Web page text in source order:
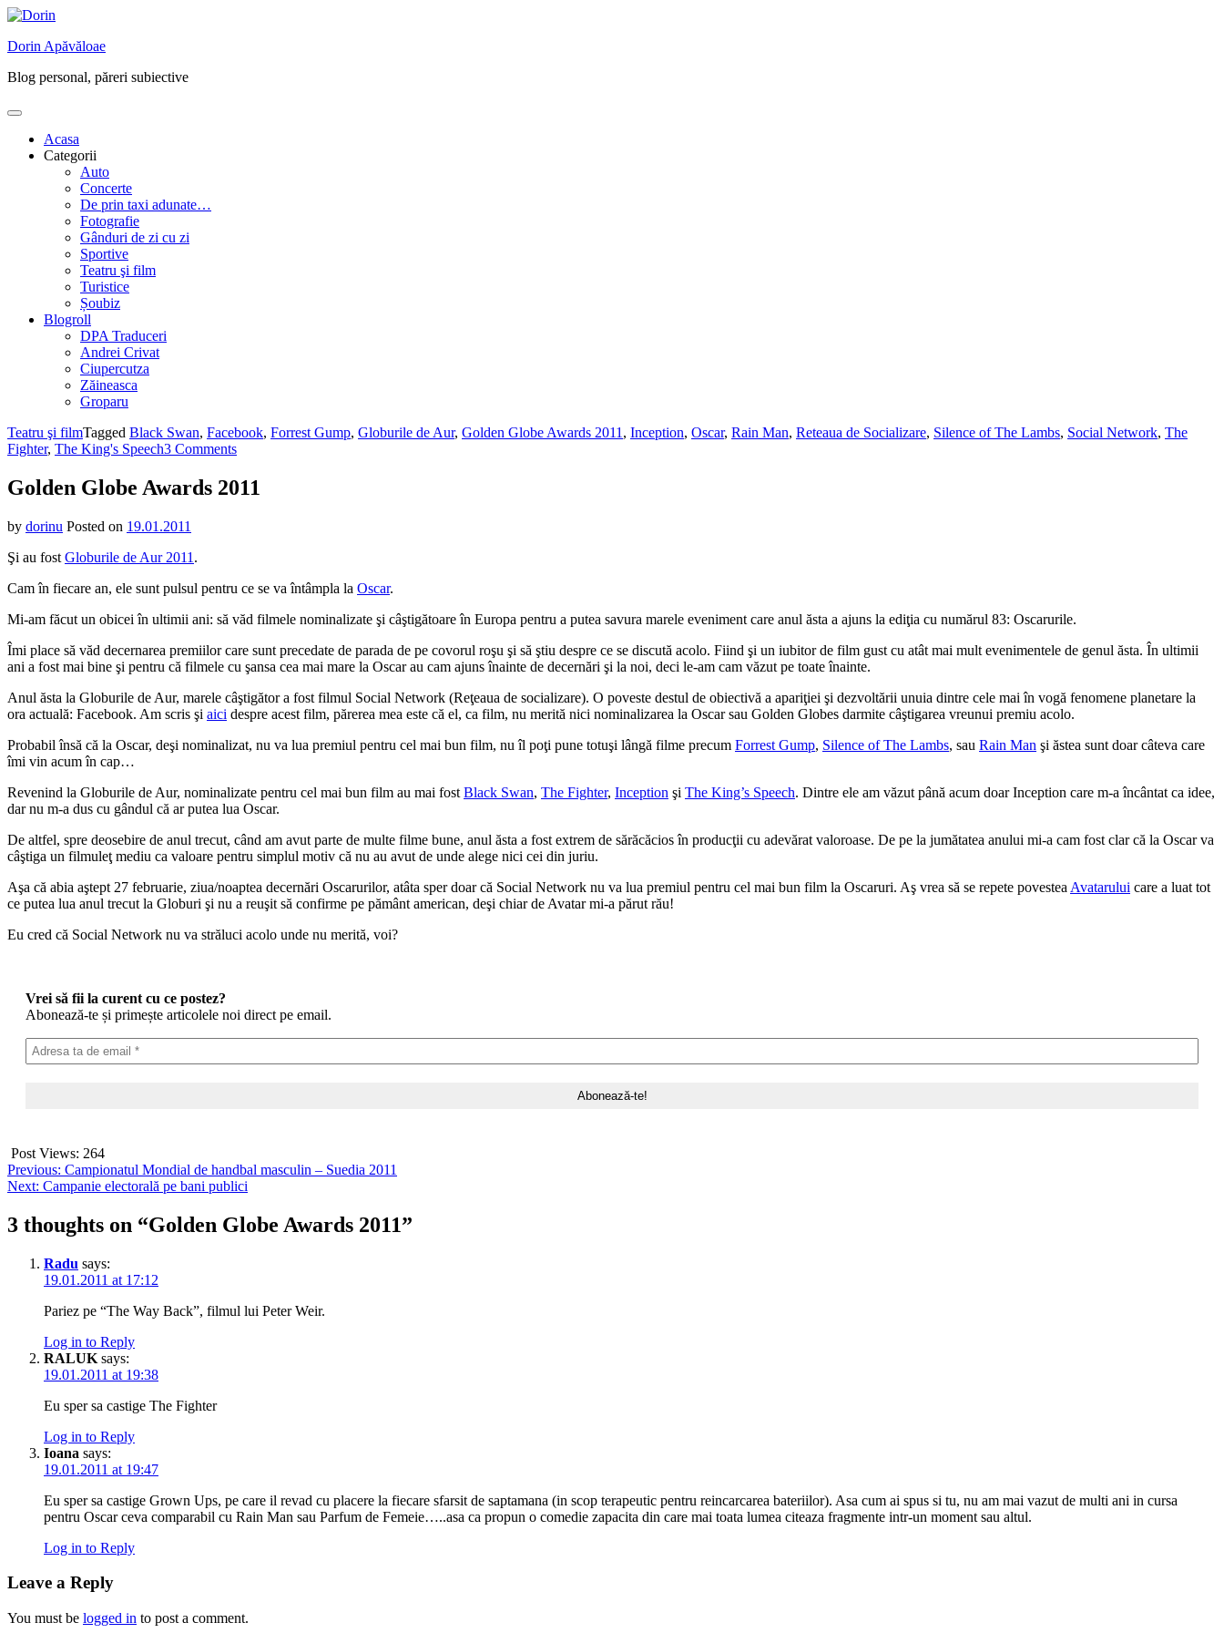
Skip
content
Dorin Apăvăloae
Blog personal, păreri subiective
Acasa
Categorii
Auto
Concerte
De prin taxi adunate…
Fotografie
Gânduri de zi cu zi
Sportive
Teatru şi film
Turistice
Șoubiz
Blogroll
DPA Traduceri
Andrei Crivat
Ciupercutza
Zăineasca
Groparu
Teatru şi filmTagged Black Swan, Facebook, Forrest Gump, Globurile de Aur, Golden Globe Awards 2011 , Inception, Oscar, Rain Man, Reteaua de Socializare, Silence of The Lambs, Social Network, The
Fighter, The King's Speech3 Commentson
Globe
Awards
Golden Globe Awards 2011
by dorinu Posted on 19.01.2011
Şi au fost Globurile de Aur 2011 .
Cam în fiecare an, ele sunt pulsul pentru ce se va întâmpla la Oscar.
Mi-am făcut un obicei în ultimii ani: să văd filmele nominalizate şi câştigătoare în Europa pentru a putea savura marele eveniment care anul ăsta a ajuns la ediţia cu numărul 83: Oscarurile.
Îmi place să văd decernarea premiilor care sunt precedate de parada de pe covorul roşu şi să ştiu despre ce se discută acolo. Fiind şi un iubitor de film gust cu atât mai mult evenimentele de genul ăsta. În ultimii
ani a fost mai bine şi pentru că filmele cu şansa cea mai mare la Oscar au cam ajuns înainte de decernări şi la noi, deci le-am cam văzut pe toate înainte.
Anul ăsta la Globurile de Aur, marele câştigător a fost filmul Social Network (Reţeaua de socializare). O poveste destul de obiectivă a apariţiei şi dezvoltării unuia dintre cele mai în vogă fenomene planetare la
ora actuală: Facebook. Am scris şi aici despre acest film, părerea mea este că el, ca film, nu merită nici nominalizarea la Oscar sau Golden Globes darmite câştigarea vreunui premiu acolo.
Probabil însă că la Oscar, deşi nominalizat, nu va lua premiul pentru cel mai bun film, nu îl poţi pune totuşi lângă filme precum Forrest Gump, Silence of The Lambs, sau Rain Man şi ăstea sunt doar câteva care
îmi vin acum în cap…
Revenind la Globurile de Aur, nominalizate pentru cel mai bun film au mai fost Black Swan, The Fighter, Inception şi The King’s Speech. Dintre ele am văzut până acum doar Inception care m-a încântat ca idee,
dar nu m-a dus cu gândul că ar putea lua Oscar.
De altfel, spre deosebire de anul trecut, când am avut parte de multe filme bune, anul ăsta a fost extrem de sărăcăcios în producţii cu adevărat valoroase. De pe la jumătatea anului mi-a cam fost clar că la Oscar va
câştiga un filmuleţ mediu ca valoare pentru simplul motiv că nu au avut de unde alege nici cei din juriu.
Aşa că abia aştept 27 februarie, ziua/noaptea decernări Oscarurilor, atâta sper doar că Social Network nu va lua premiul pentru cel mai bun film la Oscaruri. Aş vrea să se repete povestea Avatarului care a luat tot
ce putea lua anul trecut la Globuri şi nu a reuşit să confirme pe pământ american, deşi chiar de Avatar mi-a părut rău!
Eu cred că Social Network nu va străluci acolo unde nu merită, voi?
Vrei să fii la curent cu ce postez?
Abonează-te și primește articolele noi direct pe email.
Post Views: 264
Post
navigation
Previous: Campionatul Mondial de handbal masculin – Suedia 2011
Next: Campanie electorală pe bani publici
3 thoughts on “Golden Globe Awards 2011”
Radu says:
19.01.2011 at 17:12
Pariez pe “The Way Back”, filmul lui Peter Weir.
Log in to Reply
RALUK says:
19.01.2011 at 19:38
Eu sper sa castige The Fighter
Log in to Reply
Ioana says:
19.01.2011 at 19:47
Eu sper sa castige Grown Ups, pe care il revad cu placere la fiecare sfarsit de saptamana (in scop terapeutic pentru reincarcarea bateriilor). Asa cum ai spus si tu, nu am mai vazut de multi ani in cursa
pentru Oscar ceva comparabil cu Rain Man sau Parfum de Femeie…..asa ca propun o comedie zapacita din care mai toata lumea citeaza fragmente intr-un moment sau altul.
Log in to Reply
Leave a Reply
You must be logged in to post a comment.